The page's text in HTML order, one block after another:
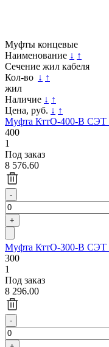
Муфты концевые
Наименование ↓ ↑
Сечение жил кабеля
Кол-во
жил
↓ ↑
Наличие ↓ ↑
Цена, руб. ↓ ↑
Муфта КттО-400-В СЭТ
400
1
Под заказ
8 576.60
Муфта КттО-300-В СЭТ
300
1
Под заказ
8 296.00